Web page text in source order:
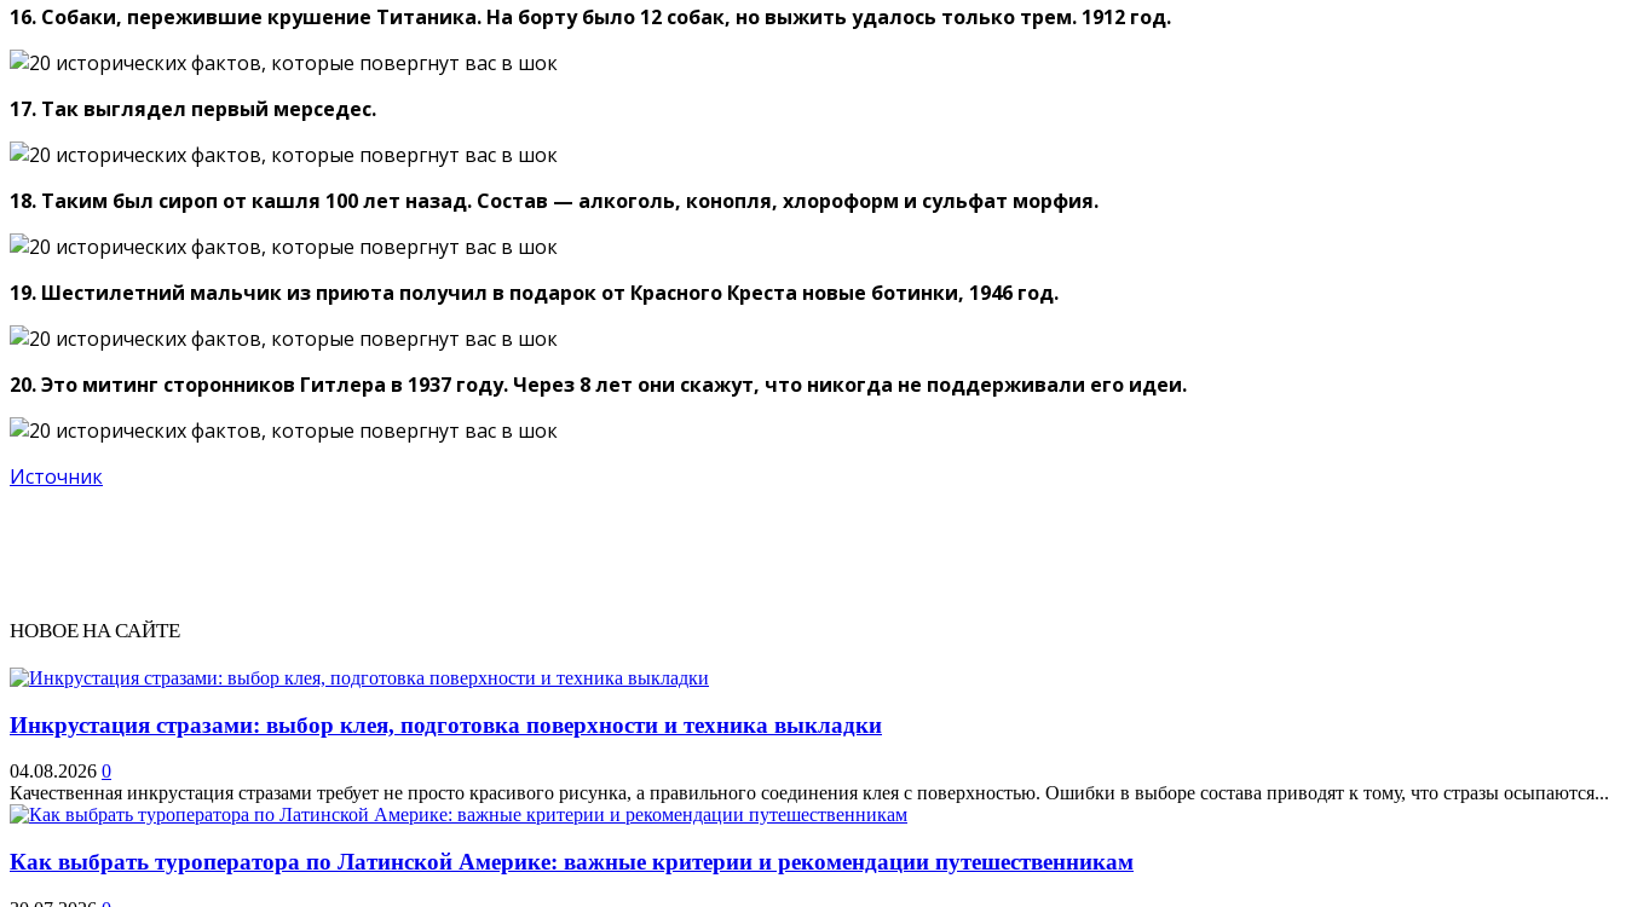
16. Собаки, пережившие крушение Титаника. На борту было 12 собак, но выжить удалось только трем. 1912 год.
17. Так выглядел первый мерседес.
18. Таким был сироп от кашля 100 лет назад. Состав — алкоголь, конопля, хлороформ и сульфат морфия.
19. Шестилетний мальчик из приюта получил в подарок от Красного Креста новые ботинки, 1946 год.
20. Это митинг сторонников Гитлера в 1937 году. Через 8 лет они скажут, что никогда не поддерживали его идеи.
Источник
НОВОЕ НА САЙТЕ
Инкрустация стразами: выбор клея, подготовка поверхности и техника выкладки
04.08.2026 0
Качественная инкрустация стразами требует не просто красивого рисунка, а правильного соединения клея с поверхностью. Ошибки в выборе состава приводят к тому, что стразы осыпаются...
Как выбрать туроператора по Латинской Америке: важные критерии и рекомендации путешественникам